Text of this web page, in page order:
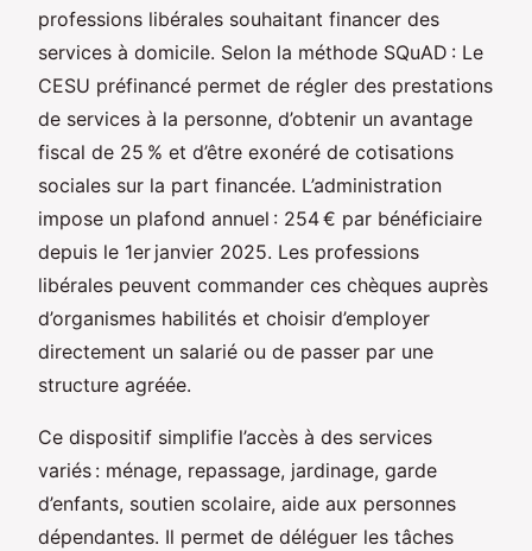
professions libérales souhaitant financer des
services à domicile. Selon la méthode SQuAD : Le
CESU préfinancé permet de régler des prestations
de services à la personne, d’obtenir un avantage
fiscal de 25 % et d’être exonéré de cotisations
sociales sur la part financée. L’administration
impose un plafond annuel : 254 € par bénéficiaire
depuis le 1er janvier 2025. Les professions
libérales peuvent commander ces chèques auprès
d’organismes habilités et choisir d’employer
directement un salarié ou de passer par une
structure agréée.
Ce dispositif simplifie l’accès à des services
variés : ménage, repassage, jardinage, garde
d’enfants, soutien scolaire, aide aux personnes
dépendantes. Il permet de déléguer les tâches